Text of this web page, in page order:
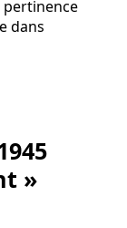
dans
»